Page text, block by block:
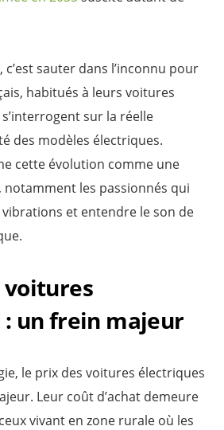
c’est sauter dans l’inconnu pour
habitués à leurs voitures
sur la réelle
des modèles électriques.
cette évolution comme une
notamment les passionnés qui
et entendre le son de
voitures
un frein majeur
le prix des voitures électriques
Leur coût d’achat demeure
vivant en zone rurale où les